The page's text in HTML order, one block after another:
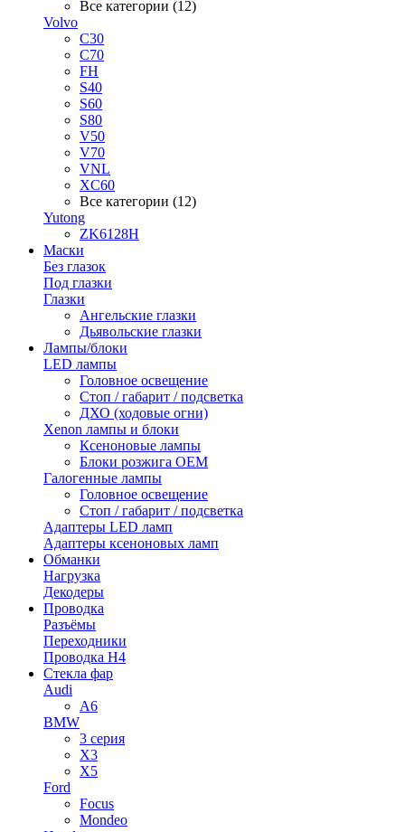
Все категории (12)
Volvo
C30
C70
FH
S40
S60
S80
V50
V70
VNL
XC60
Все категории (12)
Yutong
ZK6128H
Маски
Без глазок
Под глазки
Глазки
Ангельские глазки
Дьявольские глазки
Лампы/блоки
LED лампы
Головное освещение
Стоп / габарит / подсветка
ДХО (ходовые огни)
Xenon лампы и блоки
Ксеноновые лампы
Блоки розжига OEM
Галогенные лампы
Головное освещение
Стоп / габарит / подсветка
Адаптеры LED ламп
Адаптеры ксеноновых ламп
Обманки
Нагрузка
Декодеры
Проводка
Разъёмы
Переходники
Проводка H4
Стекла фар
Audi
A6
BMW
3 серия
X3
X5
Ford
Focus
Mondeo